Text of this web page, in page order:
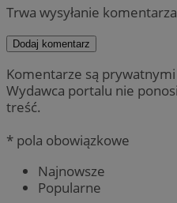
Trwa wysyłanie
Dodaj komentarz
Komentarze są
Wydawca portalu nie
treść.
* pola obowiązkowe
Najnowsze
Popularne